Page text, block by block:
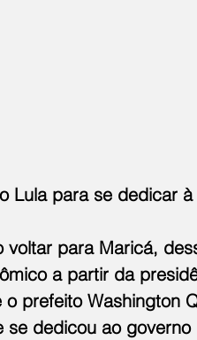
Lula para se dedicar
voltar para Maricá,
a partir da
prefeito Washington
se dedicou ao